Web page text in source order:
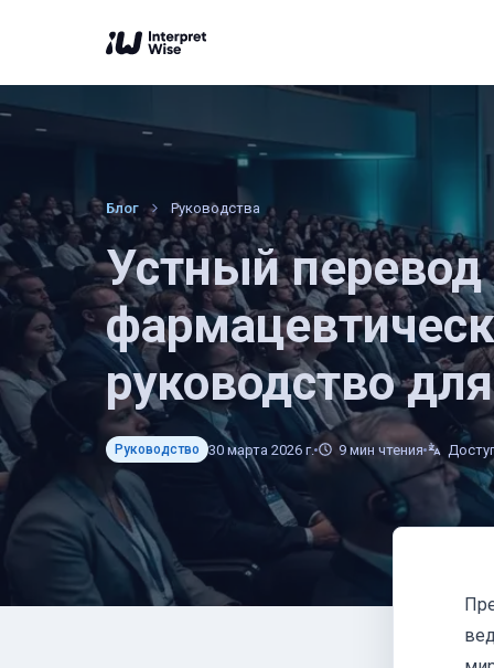
Блог Руководства
Устный
руководство
Руководство 30 марта 2026 г. 9 мин чтения